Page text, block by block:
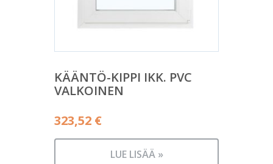
KÄÄNTÖ-KIPPI IKK. PVC
VALKOINEN
323,52 €
LUE LISÄÄ »